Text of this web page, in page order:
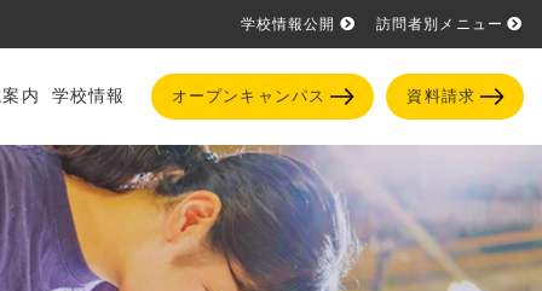
学校情報公開 訪問者別メニュー
内 学校情報 オープンキャンパス 資料請求